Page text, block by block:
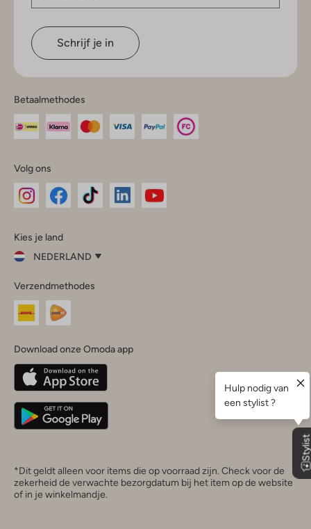
Schrijf je in
Betaalmethodes
Volg ons
InstagramFacebook
Kies je land
NEDERLAND
je
land
Nederland
Belgique(Français)
Deutschland
Verzendmethodes
Download onze Omoda app
*Dit geldt alleen voor items die op voorraad zijn. Check voor de
zekerheid de verwachte bezorgdatum bij het item op de website
of in je winkelmandje.